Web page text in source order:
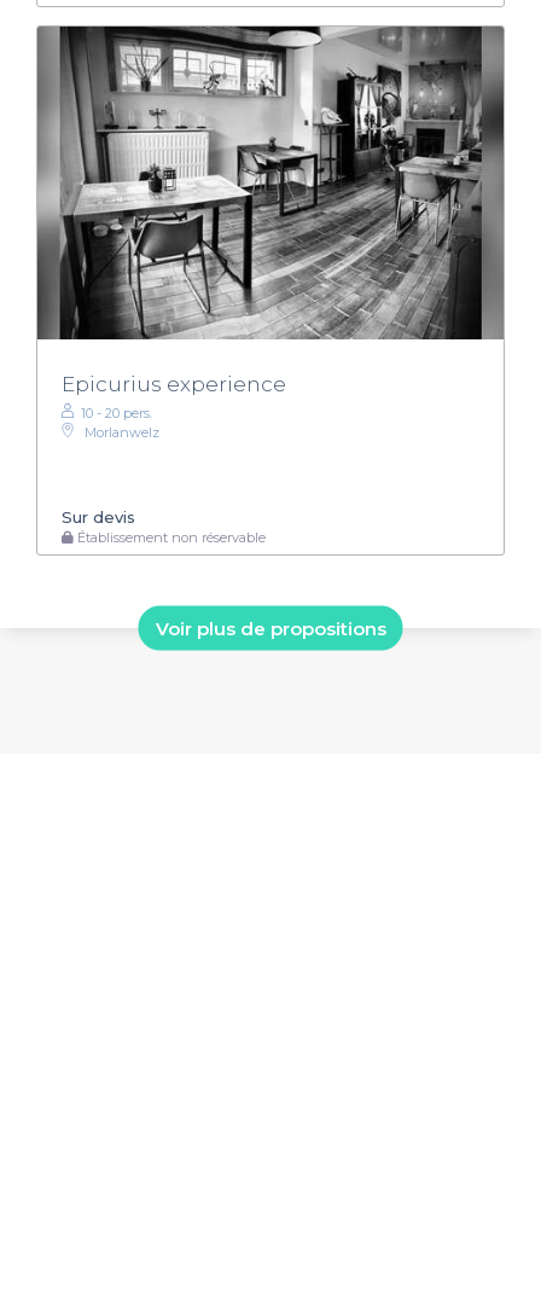
Epicurius experience
10 - 20 pers.
Morlanwelz
Sur devis
Établissement non réservable
Voir plus de propositions